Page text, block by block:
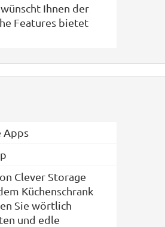
Ihnen der
Features bietet
Apps
Clever Storage
Küchenschrank
Sie wörtlich
und edle